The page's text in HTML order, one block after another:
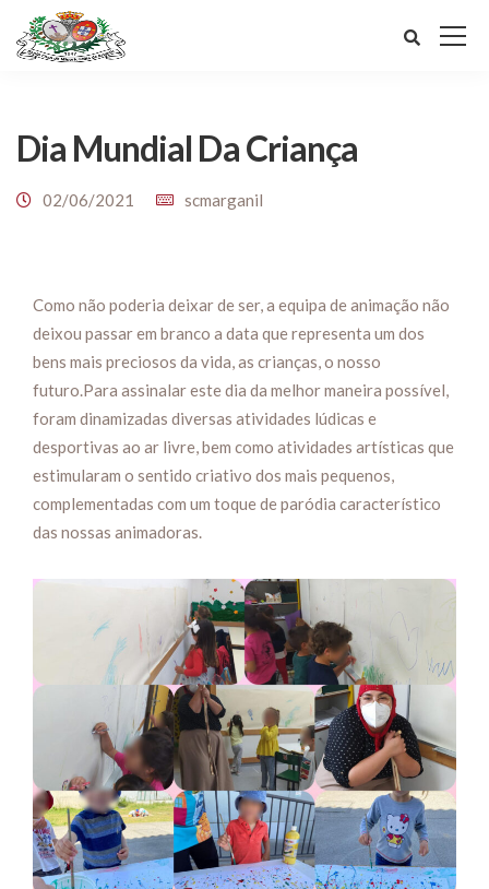
Dia Mundial Da Criança
02/06/2021 scmarganil
Como não poderia deixar de ser, a equipa de animação não
deixou passar em branco a data que representa um dos
bens mais preciosos da vida, as crianças, o nosso
futuro.Para assinalar este dia da melhor maneira possível,
foram dinamizadas diversas atividades lúdicas e
desportivas ao ar livre, bem como atividades artísticas que
estimularam o sentido criativo dos mais pequenos,
complementadas com um toque de paródia característico
das nossas animadoras.